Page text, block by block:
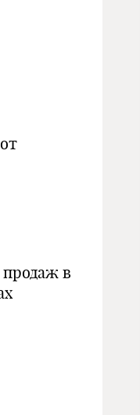
в